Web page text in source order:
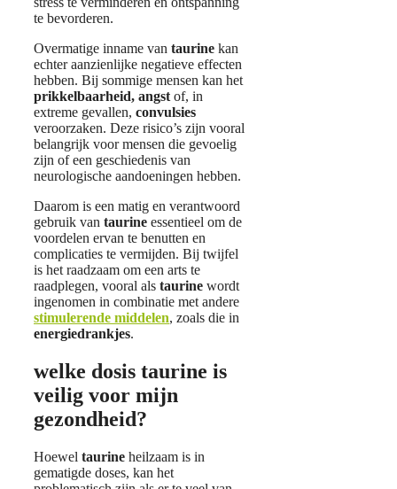
te bevorderen.
Overmatige inname van taurine kan
echter aanzienlijke negatieve effecten
hebben. Bij sommige mensen kan het
prikkelbaarheid, angst of, in
extreme gevallen, convulsies
veroorzaken. Deze risico’s zijn vooral
belangrijk voor mensen die gevoelig
zijn of een geschiedenis van
neurologische aandoeningen hebben.
Daarom is een matig en verantwoord
gebruik van taurine essentieel om de
voordelen ervan te benutten en
complicaties te vermijden. Bij twijfel
is het raadzaam om een arts te
raadplegen, vooral als taurine wordt
ingenomen in combinatie met andere
stimulerende middelen, zoals die in
energiedrankjes.
welke dosis taurine is
veilig voor mijn
gezondheid?
Hoewel taurine heilzaam is in
gematigde doses, kan het